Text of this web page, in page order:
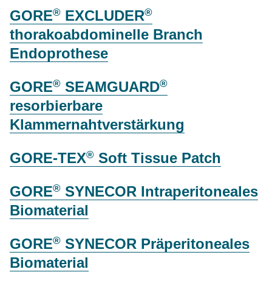
GORE® EXCLUDER®
thorakoabdominelle Branch
Endoprothese
GORE® SEAMGUARD®
resorbierbare
Klammernahtverstärkung
GORE-TEX® Soft Tissue Patch
GORE® SYNECOR Intraperitoneales
Biomaterial
GORE® SYNECOR Präperitoneales
Biomaterial